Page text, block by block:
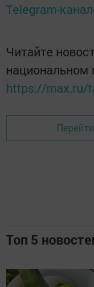
Telegram-
Читайте
https://max.ru/
Топ 5